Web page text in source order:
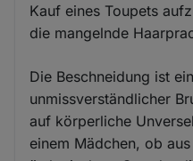
Kauf eines Toupets
die mangelnde
Die Beschneidung ist
unmissverständlicher
auf körperliche
einem Mädchen, ob